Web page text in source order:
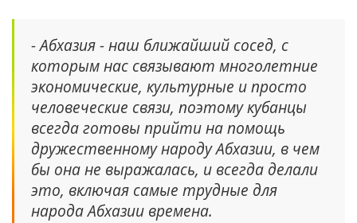
- Абхазия - наш ближайший сосед, с
которым нас связывают многолетние
экономические, культурные и просто
человеческие связи, поэтому кубанцы
всегда готовы прийти на помощь
дружественному народу Абхазии, в чем
бы она не выражалась, и всегда делали
это, включая самые трудные для
народа Абхазии времена.